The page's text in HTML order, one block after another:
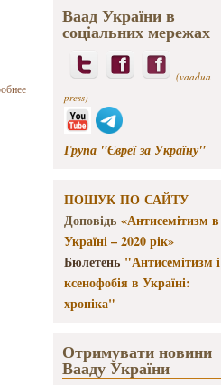
о Заява
Асоціації
єврейських
організацій
та громад
демонтажа
пам’ятної
Шевельову
Ваад України в
соціальних мережах
(vaadua
press)
Група "Євреї за Україну"
ПОШУК ПО САЙТУ
Доповідь «Антисемітизм в
Україні – 2020 рік»
Бюлетень "Антисемітизм і
ксенофобія в Україні:
хроніка"
Отримувати новини
Вааду України